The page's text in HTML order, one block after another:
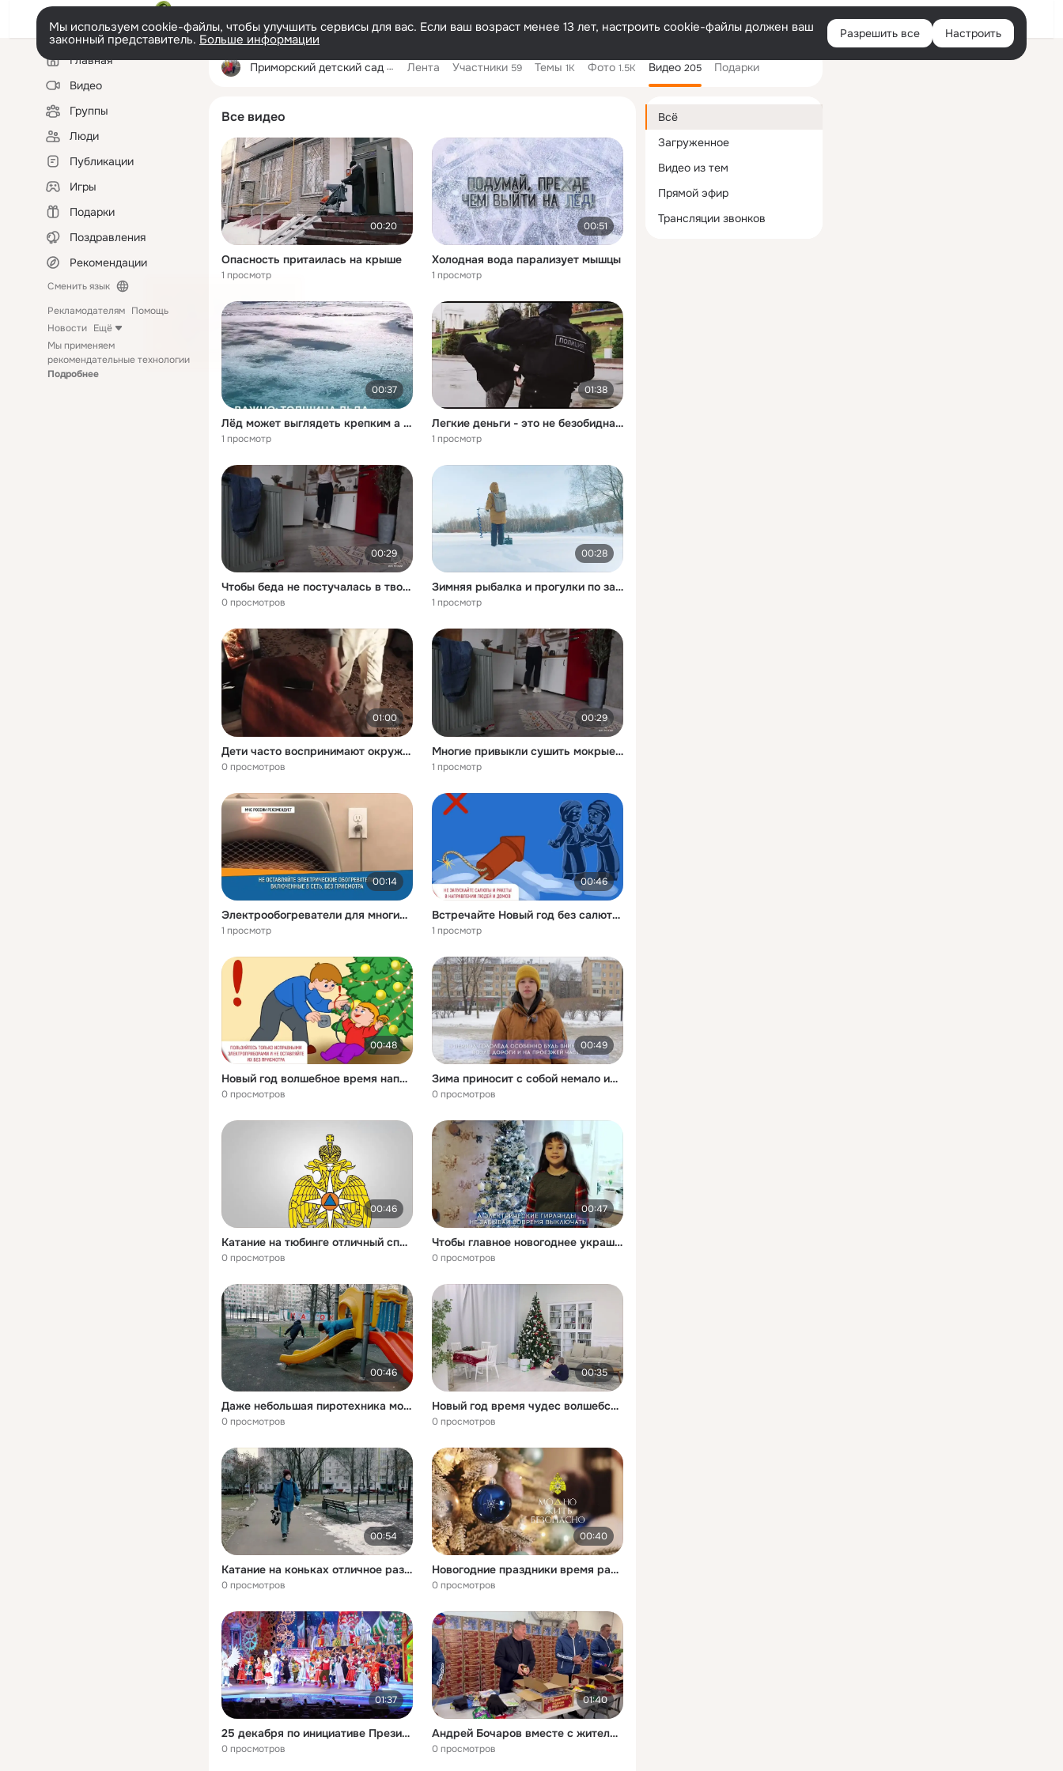
Войти
Мы используем cookie-файлы, чтобы улучшить сервисы для вас. Если ваш возраст менее 13 лет, настроить cookie-файлы должен ваш
законный представитель. Больше информации Разрешить все Настроить
Левая
колонкаГлавная
Видео
Группы
Люди
Публикации
Игры
Подарки
Поздравления
Рекомендации
Сменить язык
Рекламодателям Помощь
Новости Ещё
Мы применяем
рекомендательные технологии
Подробнее
Приморский детский сад «Василек Лента Участники 59 Темы 1K Фото 1.5K Видео 205 Подарки
Все видео
00:20
Опасность притаилась на крыше
1 просмотр
00:51
Холодная вода парализует мышцы
1 просмотр
00:37
Лёд может выглядеть крепким а на деле быть смертельно опасным
1 просмотр
01:38
Легкие деньги - это не безобидная подработка
1 просмотр
00:29
Чтобы беда не постучалась в твой дом
0 просмотров
00:28
Зимняя рыбалка и прогулки по замерзшей воде удовольствие
1 просмотр
01:00
Дети часто воспринимают окружающие предметы как игрушки не осознавая потенциальную опасность
0 просмотров
00:29
Многие привыкли сушить мокрые вещи прямо на электрообогревателях считая этот метод быстрым и удобным
1 просмотр
00:14
Электрообогреватели для многих стали незаменимым помощником в холодные дни
1 просмотр
00:46
Встречайте Новый год без салютов и штрафов
1 просмотр
00:48
Новый год волшебное время наполненное радостью подарками и праздничным настроением
0 просмотров
00:49
Зима приносит с собой немало испытаний Одним из главных врагов становится гололедица
0 просмотров
00:46
Катание на тюбинге отличный способ весело провести время зимой
0 просмотров
00:47
Чтобы главное новогоднее украшение приносило только радость а не стало источником неприятностей нужно соблюдать правила безопасности
0 просмотров
00:46
Даже небольшая пиротехника может представлять серьезную опасность
0 просмотров
00:35
Новый год время чудес волшебства и ярких огней
0 просмотров
00:54
Катание на коньках отличное развлечение и полезная физическая активность
0 просмотров
00:40
Новогодние праздники время радости веселья и семейного тепла
0 просмотров
01:37
25 декабря по инициативе Президента состоялась Общероссийская Кремлёвская ёлка в Государственном Кремлёвском Дворце
0 просмотров
01:40
Андрей Бочаров вместе с жителями Волгоградской области собрал новогодние подарки для бойцов СВО
0 просмотров
Дополнительная
колонка
Всё
Загруженное
Видео из тем
Прямой эфир
Трансляции звонков